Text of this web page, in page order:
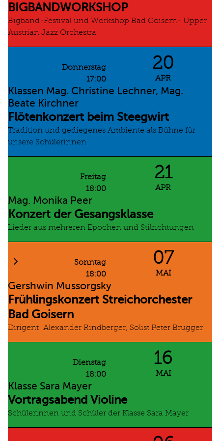
BIGBANDWORKSHOP
Bigband-Festival und Workshop Bad Goisern- Upper
Austrian Jazz Orchestra
Donnerstag
17:00
20
APR
Klassen Mag. Christine Lechner, Mag.
Beate Kirchner
Flötenkonzert beim Steegwirt
Tradition und gediegenes Ambiente als Bühne für
unsere Schülerinnen
Freitag
18:00
21
APR
Mag. Monika Peer
Konzert der Gesangsklasse
Lieder aus mehreren Epochen und Stilrichtungen
Sonntag
18:00
07
MAI
Gershwin Mussorgsky
Frühlingskonzert Streichorchester
Bad Goisern
Dirigent: Alexander Rindberger, Solist Peter Brugger
Dienstag
18:00
16
MAI
Klasse Sara Mayer
Vortragsabend Violine
Schülerinnen und Schüler der Klasse Sara Mayer